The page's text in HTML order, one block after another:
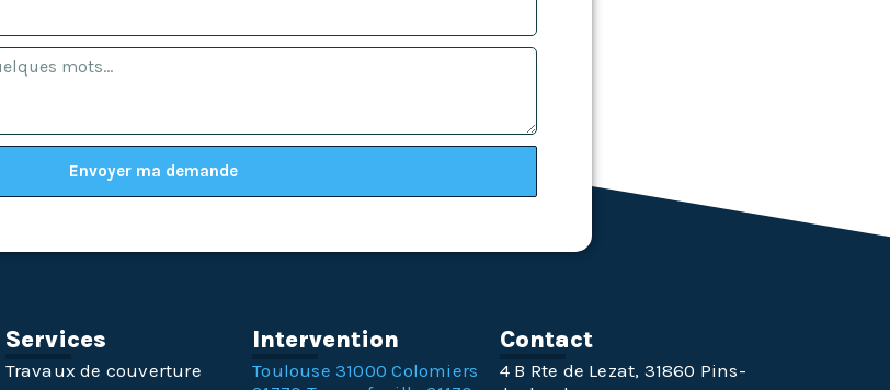
Envoyer ma demande
Services
Travaux de couverture
Intervention
Toulouse 31000 Colomiers
Contact
4 B Rte de Lezat, 31860 Pins-